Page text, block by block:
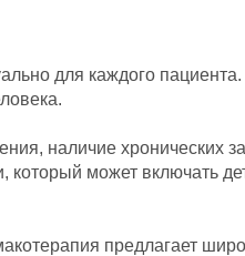
для каждого
наличие хронических
может включать
предлагает